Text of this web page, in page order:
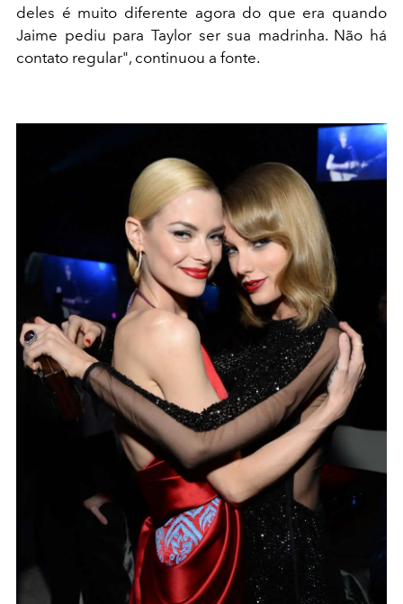
deles é muito diferente agora do que era quando
Jaime pediu para Taylor ser sua madrinha. Não há
contato regular", continuou a fonte.